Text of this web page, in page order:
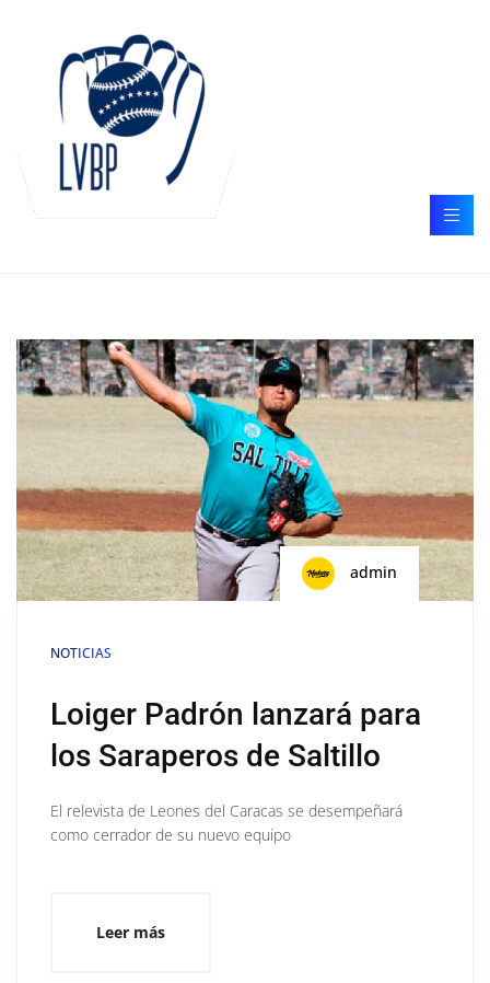
admin
NOTICIAS
Loiger Padrón lanzará para
los Saraperos de Saltillo
El relevista de Leones del Caracas se desempeñará
como cerrador de su nuevo equipo
Leer más